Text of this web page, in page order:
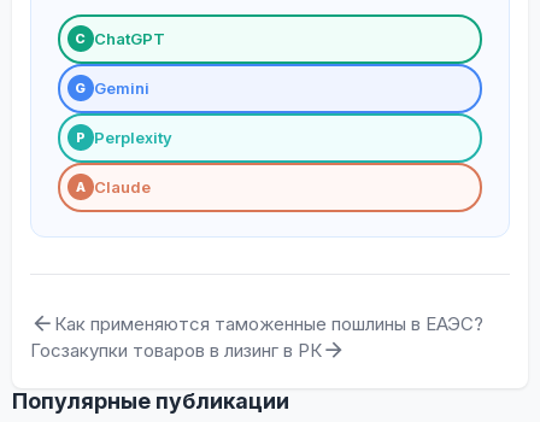
С ChatGPT
G Gemini
P Perplexity
A Claude
Как применяются таможенные пошлины в ЕАЭС?
Госзакупки товаров в лизинг в РК
Популярные публикации